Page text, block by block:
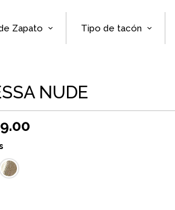
Zapato Tipo de tacón
NUDE